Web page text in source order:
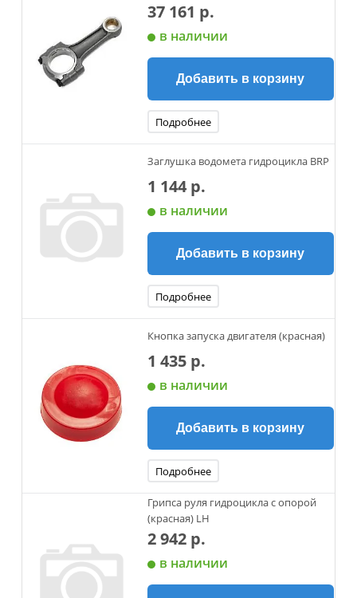
37 161 р.
в наличии
Добавить в корзину
Подробнее
Заглушка водомета гидроцикла BRP
1 144 р.
в наличии
Добавить в корзину
Подробнее
Кнопка запуска двигателя (красная)
1 435 р.
в наличии
Добавить в корзину
Подробнее
Грипса руля гидроцикла с опорой
(красная) LH
2 942 р.
в наличии